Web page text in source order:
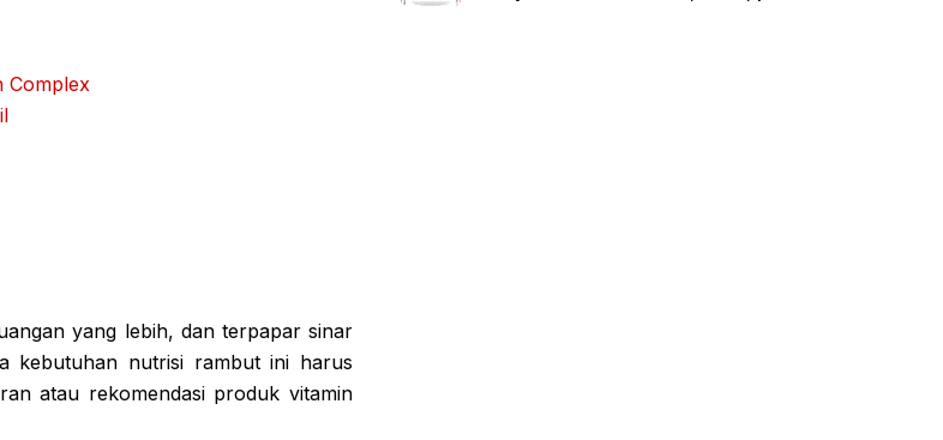
Complex
yang lebih, dan terpapar sinar
kebutuhan nutrisi rambut ini harus
atau rekomendasi produk vitamin